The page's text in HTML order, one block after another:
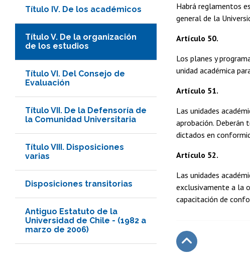
Título IV. De los académicos
Título V. De la organización
de los estudios
Título VI. Del Consejo de
Evaluación
Título VII. De la Defensoría de
la Comunidad Universitaria
Título VIII. Disposiciones
varias
Disposiciones transitorias
Antiguo Estatuto de la
Universidad de Chile - (1982 a
marzo de 2006)
Habrá reglamentos
general de la
Artículo 50.
Los planes y
unidad académica
Artículo 51.
Las unidades
aprobación. Deberán
dictados en
Artículo 52.
Las unidades
exclusivamente a la
capacitación de